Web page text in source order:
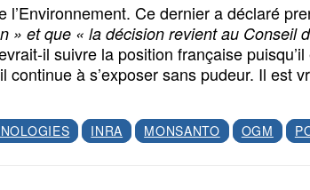
Ce dernier a déclaré
et que « la décision revient au Conseil
il suivre la position française
à s’exposer sans pudeur. Il est
INRA MONSANTO OGM